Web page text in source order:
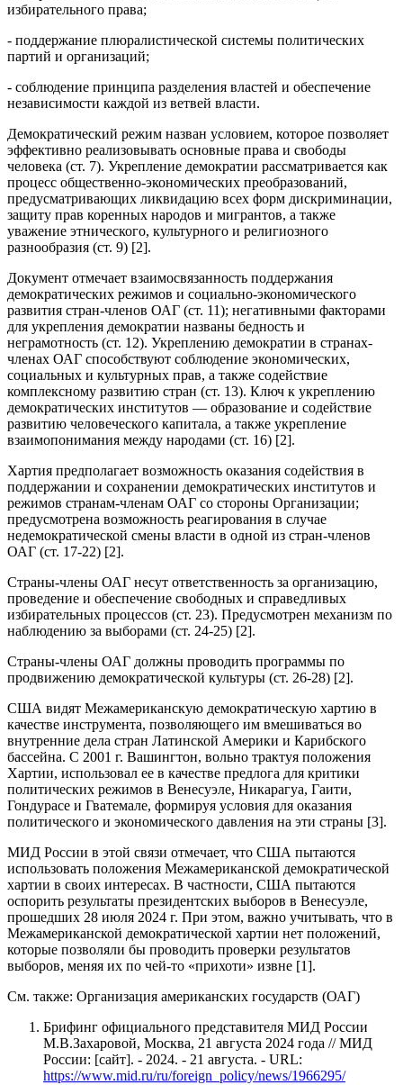
избирательного права;
- поддержание плюралистической системы политических
партий и организаций;
- соблюдение принципа разделения властей и обеспечение
независимости каждой из ветвей власти.
Демократический режим назван условием, которое позволяет
эффективно реализовывать основные права и свободы
человека (ст. 7). Укрепление демократии рассматривается как
процесс общественно-экономических преобразований,
предусматривающих ликвидацию всех форм дискриминации,
защиту прав коренных народов и мигрантов, а также
уважение этнического, культурного и религиозного
разнообразия (ст. 9) [2].
Документ отмечает взаимосвязанность поддержания
демократических режимов и социально-экономического
развития стран-членов ОАГ (ст. 11); негативными факторами
для укрепления демократии названы бедность и
неграмотность (ст. 12). Укреплению демократии в странах-
членах ОАГ способствуют соблюдение экономических,
социальных и культурных прав, а также содействие
комплексному развитию стран (ст. 13). Ключ к укреплению
демократических институтов — образование и содействие
развитию человеческого капитала, а также укрепление
взаимопонимания между народами (ст. 16) [2].
Хартия предполагает возможность оказания содействия в
поддержании и сохранении демократических институтов и
режимов странам-членам ОАГ со стороны Организации;
предусмотрена возможность реагирования в случае
недемократической смены власти в одной из стран-членов
ОАГ (ст. 17-22) [2].
Страны-члены ОАГ несут ответственность за организацию,
проведение и обеспечение свободных и справедливых
избирательных процессов (ст. 23). Предусмотрен механизм по
наблюдению за выборами (ст. 24-25) [2].
Страны-члены ОАГ должны проводить программы по
продвижению демократической культуры (ст. 26-28) [2].
США видят Межамериканскую демократическую хартию в
качестве инструмента, позволяющего им вмешиваться во
внутренние дела стран Латинской Америки и Карибского
бассейна. С 2001 г. Вашингтон, вольно трактуя положения
Хартии, использовал ее в качестве предлога для критики
политических режимов в Венесуэле, Никарагуа, Гаити,
Гондурасе и Гватемале, формируя условия для оказания
политического и экономического давления на эти страны [3].
МИД России в этой связи отмечает, что США пытаются
использовать положения Межамериканской демократической
хартии в своих интересах. В частности, США пытаются
оспорить результаты президентских выборов в Венесуэле,
прошедших 28 июля 2024 г. При этом, важно учитывать, что в
Межамериканской демократической хартии нет положений,
которые позволяли бы проводить проверки результатов
выборов, меняя их по чей-то «прихоти» извне [1].
См. также: Организация американских государств (ОАГ)
Брифинг официального представителя МИД России
М.В.Захаровой, Москва, 21 августа 2024 года // МИД
России: [сайт]. - 2024. - 21 августа. - URL:
https://www.mid.ru/ru/foreign_policy/news/1966295/